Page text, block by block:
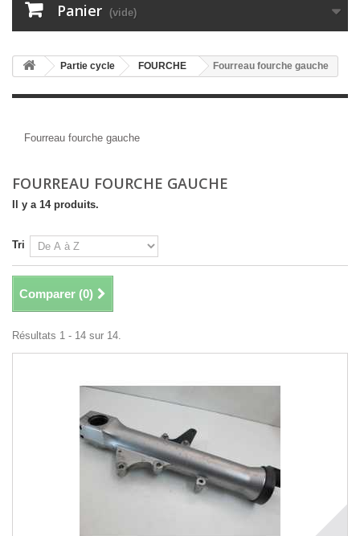
Panier (vide)
Partie cycle FOURCHE Fourreau fourche gauche
Fourreau fourche gauche
FOURREAU FOURCHE GAUCHE
Il y a 14 produits.
Tri
Comparer (0)
Résultats 1 - 14 sur 14.